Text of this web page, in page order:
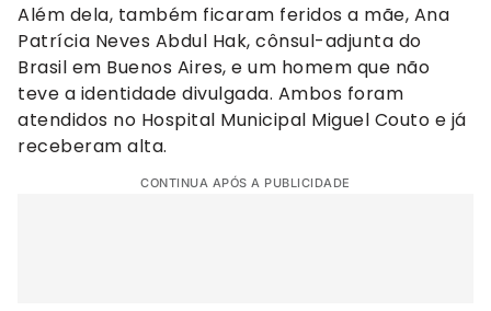
Além dela, também ficaram feridos a mãe, Ana
Patrícia Neves Abdul Hak, cônsul-adjunta do
Brasil em Buenos Aires, e um homem que não
teve a identidade divulgada. Ambos foram
atendidos no Hospital Municipal Miguel Couto e já
receberam alta.
CONTINUA APÓS A PUBLICIDADE